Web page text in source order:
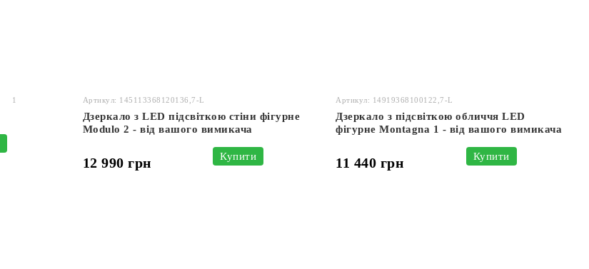
1 Артикул: 145113368120136,7-L
Дзеркало з LED підсвіткою стіни фігурне
Modulo 2 - від вашого вимикача
12 990 грн Купити
Артикул: 14919368100122,7-L
Дзеркало з підсвіткою обличчя LED
фігурне Montagna 1 - від вашого вимикача
11 440 грн Купити